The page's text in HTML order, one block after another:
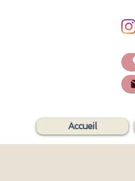
Accueil